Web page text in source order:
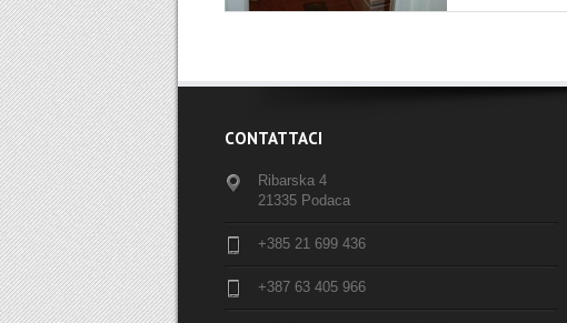
CONTATTACI
Ribarska 4
21335 Podaca
+385 21 699 436
+387 63 405 966